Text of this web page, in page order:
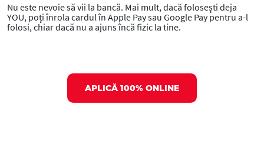
Nu este nevoie să vii la bancă. Mai mult, dacă folosești deja
YOU, poți înrola cardul în Apple Pay sau Google Pay pentru a-l
folosi, chiar dacă nu a ajuns încă fizic la tine.
APLICĂ 100% ONLINE